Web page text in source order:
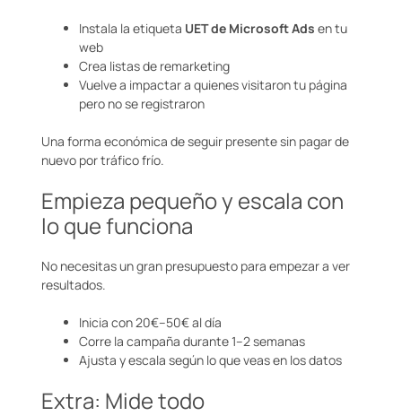
Instala la etiqueta UET de Microsoft Ads en tu
web
Crea listas de remarketing
Vuelve a impactar a quienes visitaron tu página
pero no se registraron
Una forma económica de seguir presente sin pagar de
nuevo por tráfico frío.
Empieza pequeño y escala con
lo que funciona
No necesitas un gran presupuesto para empezar a ver
resultados.
Inicia con 20€–50€ al día
Corre la campaña durante 1–2 semanas
Ajusta y escala según lo que veas en los datos
Extra: Mide todo